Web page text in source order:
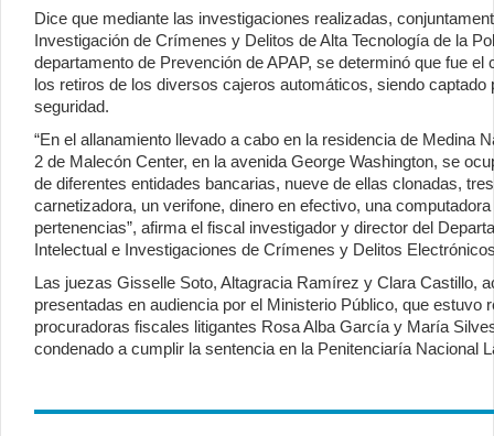
Dice que mediante las investigaciones realizadas,
Investigación de Crímenes y Delitos de Alta Tecnología de la
departamento de Prevención de APAP, se determinó que fue el
los retiros de los diversos cajeros automáticos, siendo captado
seguridad.
“En el allanamiento llevado a cabo en la residencia de Medina
2 de Malecón Center, en la avenida George Washington, se
de diferentes entidades bancarias, nueve de ellas clonadas,
carnetizadora, un verifone, dinero en efectivo, una
pertenencias”, afirma el fiscal investigador y director del
Intelectual e Investigaciones de Crímenes y Delitos
Las juezas Gisselle Soto, Altagracia Ramírez y Clara Castillo,
presentadas en audiencia por el Ministerio Público, que estuvo
procuradoras fiscales litigantes Rosa Alba García y María
condenado a cumplir la sentencia en la Penitenciaría Nacional